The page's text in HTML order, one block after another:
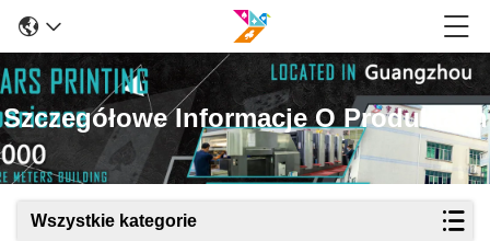
Szczegółowe Informacje O Produktach
Wszystkie kategorie